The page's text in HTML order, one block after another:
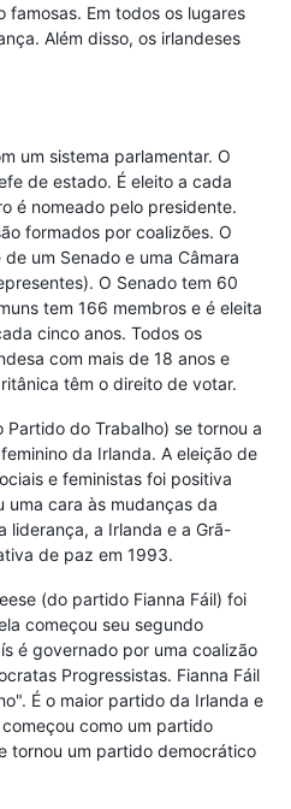
famosas. Em todos os lugares
Além disso, os irlandeses
um sistema parlamentar. O
de estado. É eleito a cada
é nomeado pelo presidente.
formados por coalizões. O
um Senado e uma Câmara
O Senado tem 60
tem 166 membros e é eleita
cinco anos. Todos os
com mais de 18 anos e
têm o direito de votar.
Partido do Trabalho) se tornou a
da Irlanda. A eleição de
e feministas foi positiva
uma cara às mudanças da
liderança, a Irlanda e a Grã-
de paz em 1993.
(do partido Fianna Fáil) foi
começou seu segundo
é governado por uma coalizão
Progressistas. Fianna Fáil
É o maior partido da Irlanda e
como um partido
tornou um partido democrático